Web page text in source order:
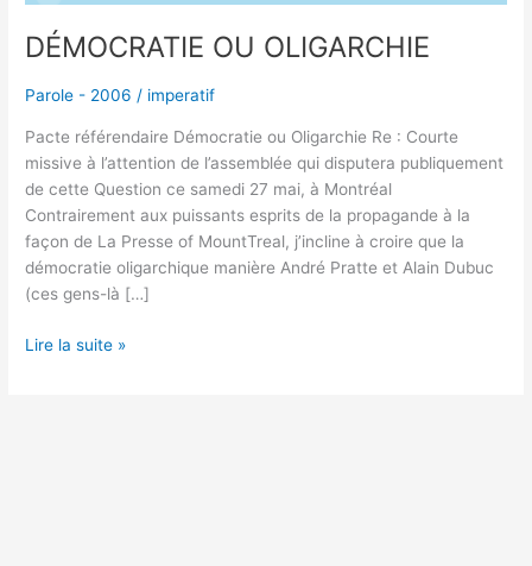
DÉMOCRATIE OU OLIGARCHIE
Parole - 2006 / imperatif
Pacte référendaire Démocratie ou Oligarchie Re : Courte
missive à l’attention de l’assemblée qui disputera publiquement
de cette Question ce samedi 27 mai, à Montréal
Contrairement aux puissants esprits de la propagande à la
façon de La Presse of MountTreal, j’incline à croire que la
démocratie oligarchique manière André Pratte et Alain Dubuc
(ces gens-là […]
Lire la suite »